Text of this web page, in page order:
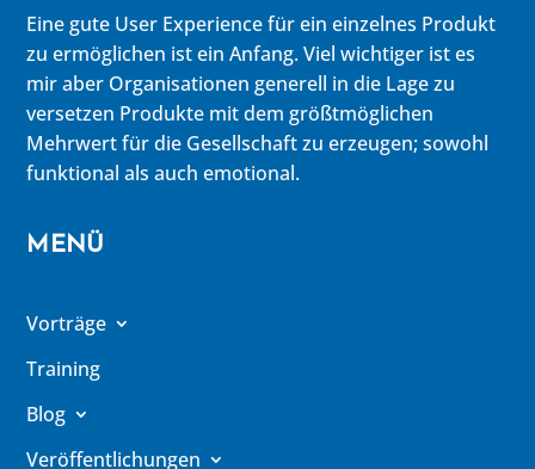
Eine gute User Experience für ein einzelnes Produkt
zu ermöglichen ist ein Anfang. Viel wichtiger ist es
mir aber Organisationen generell in die Lage zu
versetzen Produkte mit dem größtmöglichen
Mehrwert für die Gesellschaft zu erzeugen; sowohl
funktional als auch emotional.
MENÜ
Vorträge
Training
Blog
Veröffentlichungen